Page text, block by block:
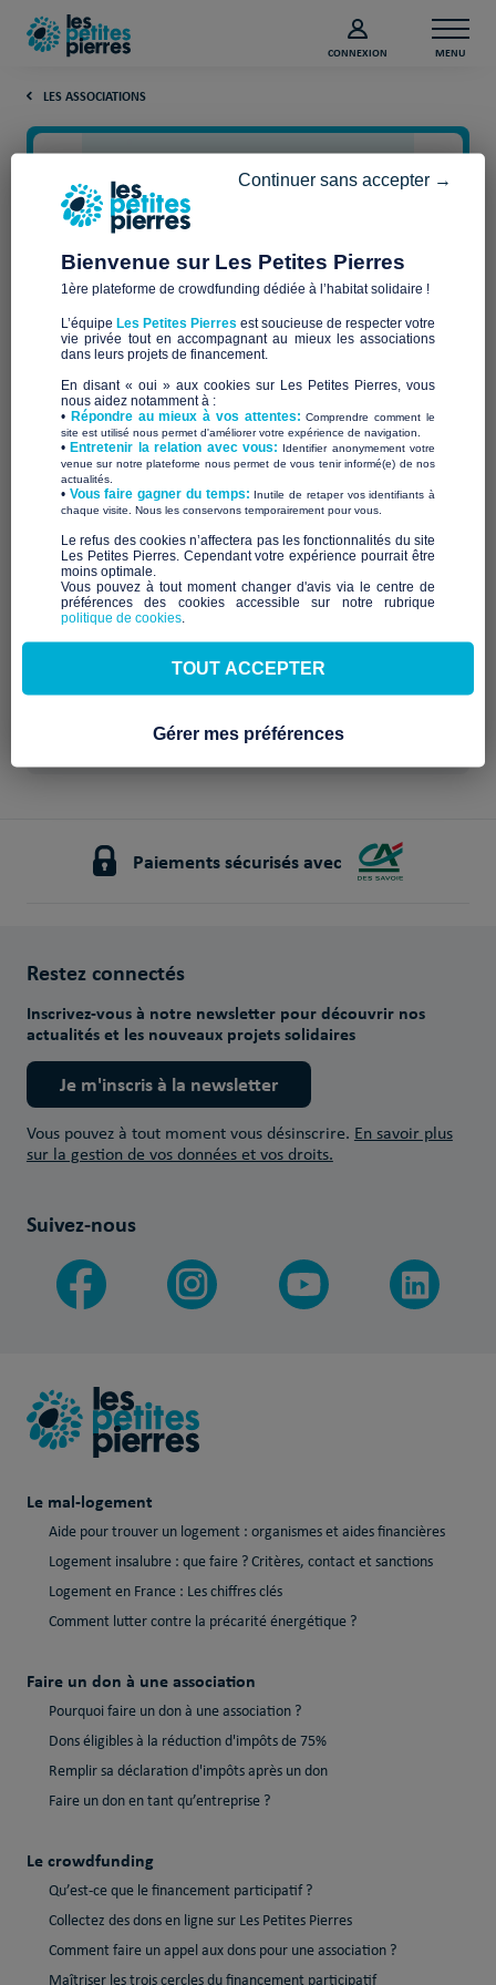
CONNEXION MENU
LES ASSOCIATIONS
Fondation de la Catho de
Lille
Qui sommes-nous ?
Description à venir
Notre mission et nos
engagements
Paiements sécurisés avec
Restez connectés
Inscrivez-vous à notre newsletter pour découvrir nos
actualités et les nouveaux projets solidaires
Je m'inscris à la newsletter
Vous pouvez à tout moment vous désinscrire. En savoir plus
sur la gestion de vos données et vos droits.
Suivez-nous
Le mal-logement
Aide pour trouver un logement : organismes et aides financières
Logement insalubre : que faire ? Critères, contact et sanctions
Logement en France : Les chiffres clés
Comment lutter contre la précarité énergétique ?
Faire un don à une association
Pourquoi faire un don à une association ?
Dons éligibles à la réduction d'impôts de 75%
Remplir sa déclaration d'impôts après un don
Faire un don en tant qu’entreprise ?
Le crowdfunding
Qu’est-ce que le financement participatif ?
Collectez des dons en ligne sur Les Petites Pierres
Comment faire un appel aux dons pour une association ?
Maîtriser les trois cercles du financement participatif
Bienvenue sur Les Petites Pierres
1ère plateforme de crowdfunding dédiée à l’habitat solidaire !
L’équipe Les Petites Pierres est soucieuse de respecter votre
vie privée tout en accompagnant au mieux les associations
dans leurs projets de financement.
En disant « oui » aux cookies sur Les Petites Pierres, vous
nous aidez notamment à :
• Répondre au mieux à vos attentes:Comprendre comment le
site est utilisé nous permet d'améliorer votre expérience de navigation.
•Entretenir la relation avec vous: Identifier anonymement votre
venue sur notre plateforme nous permet de vous tenir informé(e) de nos
actualités.
​• Vous faire gagner du temps: Inutile de retaper vos identifiants à
chaque visite. Nous les conservons temporairement pour vous.
​Le refus des cookies n’affectera pas les fonctionnalités du site
Les Petites Pierres. Cependant votre expérience pourrait être
moins optimale.​
Vous pouvez à tout moment changer d'avis via le centre de
préférences des cookies accessible sur notre rubrique
politique de cookies
Continuer sans accepter →
TOUT ACCEPTER
Gérer mes préférences